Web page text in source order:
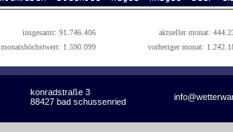
insgesamt: 91.746.406
aktueller monat:
monatshöchstwert: 1.590.099
vorheriger monat:
konradstraße 3
88427 bad schussenried